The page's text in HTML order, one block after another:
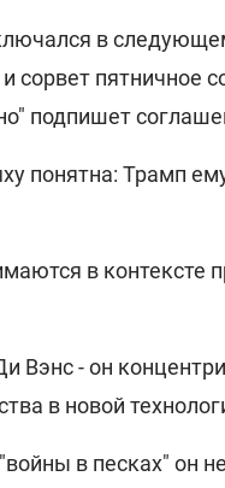
в
и сорвет
подпишет
понятна: Трамп
в контексте
Вэнс - он
в новой
в песках" он